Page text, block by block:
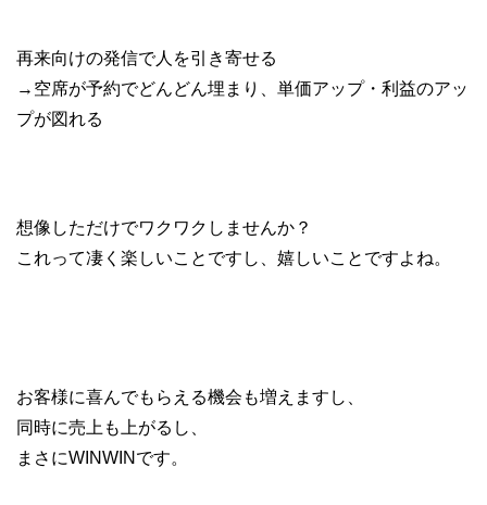
再来向けの発信で人を引き寄せる
→空席が予約でどんどん埋まり、単価アップ・利益のアッ
プが図れる
想像しただけでワクワクしませんか？
これって凄く楽しいことですし、嬉しいことですよね。
お客様に喜んでもらえる機会も増えますし、
同時に売上も上がるし、
まさにWINWINです。